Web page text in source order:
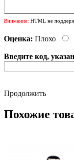
Внимание: HTML не
Оценка: Плохо
Введите код,
Продолжить
Похожие